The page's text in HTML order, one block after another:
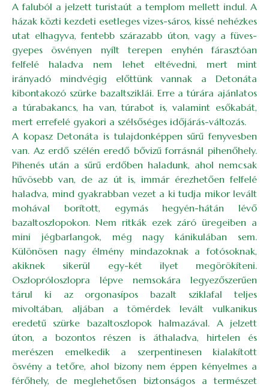
A faluból a jelzett turistaút a templom mellett indul. A
házak közti kezdeti esetleges vizes-sáros, kissé nehézkes
utat elhagyva, fentebb szárazabb úton, vagy a füves-
gyepes ösvényen nyílt terepen enyhén fárasztóan
felfelé haladva nem lehet eltévedni, mert mint
irányadó mindvégig előttünk vannak a Detonáta
kibontakozó szürke bazaltsziklái. Erre a túrára ajánlatos
a túrabakancs, ha van, túrabot is, valamint esőkabát,
mert errefelé gyakori a szélsőséges időjárás-változás.
A kopasz Detonáta is tulajdonképpen sűrű fenyvesben
van. Az erdő szélén eredő bővizű forrásnál pihenőhely.
Pihenés után a sűrű erdőben haladunk, ahol nemcsak
hűvösebb van, de az út is, immár érezhetően felfelé
haladva, mind gyakrabban vezet a ki tudja mikor levált
mohával borított, egymás hegyén-hátán lévő
bazaltoszlopokon. Nem ritkák ezek záró üregeiben a
mini jégbarlangok, még nagy kánikulában sem.
Különösen nagy élmény mindazoknak a fotósoknak,
akiknek sikerül egy-két ilyet megörökíteni.
Oszlopróloszlopra lépve nemsokára legyezőszerűen
tárul ki az orgonasípos bazalt sziklafal teljes
mivoltában, aljában a tömérdek levált vulkanikus
eredetű szürke bazaltoszlopok halmazával. A jelzett
úton, a bozontos részen is áthaladva, hirtelen és
merészen emelkedik a szerpentinesen kialakított
ösvény a tetőre, ahol bizony nem éppen kényelmes a
férőhely, de meglehetősen biztonságos a természet